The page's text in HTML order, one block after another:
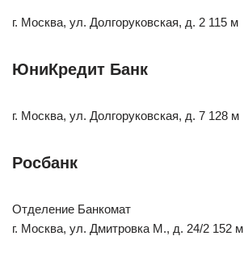
г. Москва, ул. Долгоруковская, д. 2 115 м
ЮниКредит Банк
г. Москва, ул. Долгоруковская, д. 7 128 м
Росбанк
Отделение Банкомат
г. Москва, ул. Дмитровка М., д. 24/2 152 м